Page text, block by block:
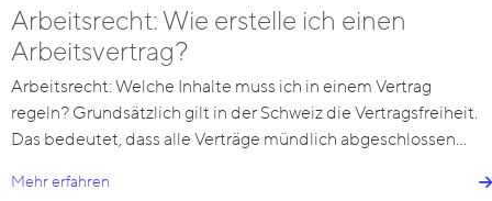
Arbeitsrecht: Wie erstelle ich einen
Arbeitsvertrag?
Arbeitsrecht: Welche Inhalte muss ich in einem Vertrag
regeln? Grundsätzlich gilt in der Schweiz die Vertragsfreiheit.
Das bedeutet, dass alle Verträge mündlich abgeschlossen…
Mehr erfahren